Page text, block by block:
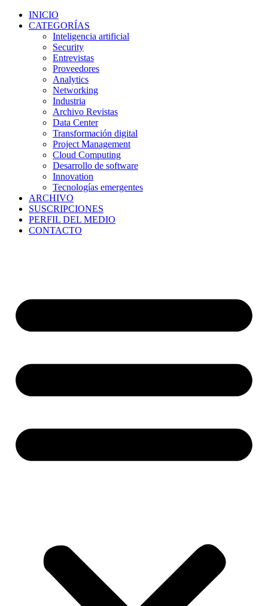
INICIO
CATEGORÍAS
Inteligencia artificial
Security
Entrevistas
Proveedores
Analytics
Networking
Industria
Archivo Revistas
Data Center
Transformación digital
Project Management
Cloud Computing
Desarrollo de software
Innovation
Tecnologías emergentes
ARCHIVO
SUSCRIPCIONES
PERFIL DEL MEDIO
CONTACTO